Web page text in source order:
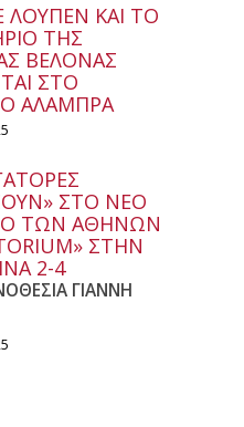
ΛΟΥΠΕΝ ΚΑΙ ΤΟ
ΤΗΣ
ΒΕΛΟΝΑΣ
ΣΤΟ
ΑΛΑΜΠΡΑ
ΣΤΟ ΝΕΟ
ΤΩΝ ΑΘΗΝΩΝ
ΣΤΗΝ
2-4
ΓΙΑΝΝΗ